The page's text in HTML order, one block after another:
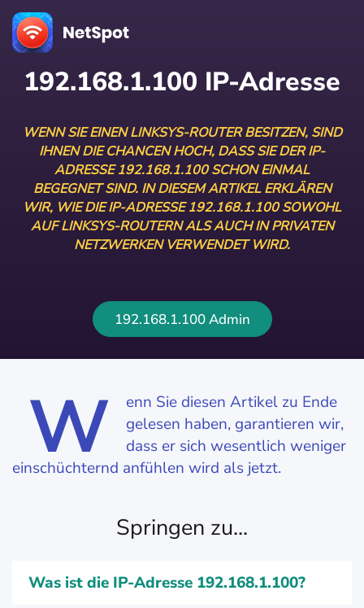
192.168.1.100 IP-Adresse
WENN SIE EINEN LINKSYS-ROUTER BESITZEN, SIND
IHNEN DIE CHANCEN HOCH, DASS SIE DER IP-
ADRESSE 192.168.1.100 SCHON EINMAL
BEGEGNET SIND. IN DIESEM ARTIKEL ERKLÄREN
WIR, WIE DIE IP-ADRESSE 192.168.1.100 SOWOHL
AUF LINKSYS-ROUTERN ALS AUCH IN PRIVATEN
NETZWERKEN VERWENDET WIRD.
192.168.1.100 Admin
W
enn Sie diesen Artikel zu Ende
gelesen haben, garantieren wir,
dass er sich wesentlich weniger
einschüchternd anfühlen wird als jetzt.
Springen zu...
Was ist die IP-Adresse 192.168.1.100?